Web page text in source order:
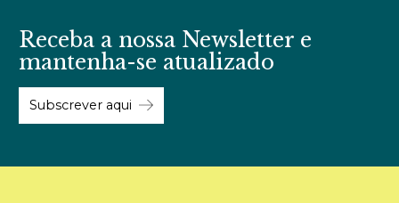
Receba a nossa Newsletter e
mantenha-se atualizado
Subscrever aqui